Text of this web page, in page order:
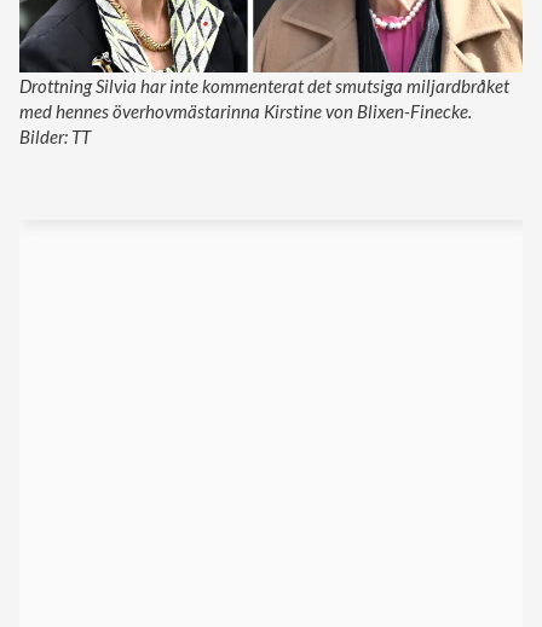
Drottning Silvia har inte kommenterat det smutsiga miljardbråket
med hennes överhovmästarinna Kirstine von Blixen-Finecke.
Bilder: TT